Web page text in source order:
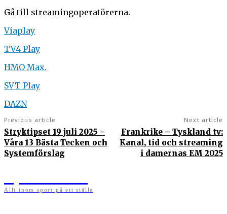
Gå till streamingoperatörerna.
Viaplay
TV4 Play
HMO Max.
SVT Play
DAZN
Previous article
Stryktipset 19 juli 2025 –
Våra 13 Bästa Tecken och
Systemförslag
Next article
Frankrike – Tyskland tv:
Kanal, tid och streaming
i damernas EM 2025
Allt inom sport på ett ställe